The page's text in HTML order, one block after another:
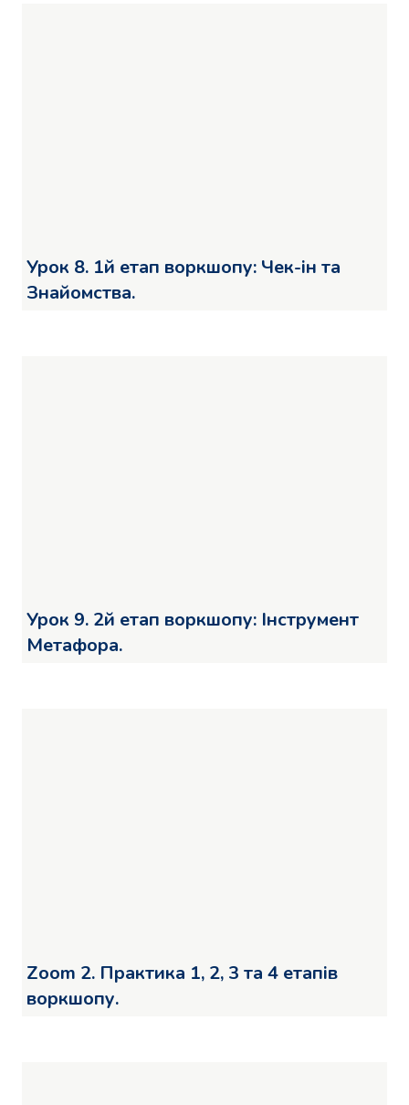
Урок 8. 1й етап воркшопу: Чек-ін та
Знайомства.
Урок 9. 2й етап воркшопу: Інструмент
Метафора.
Zoom 2. Практика 1, 2, 3 та 4 етапів
воркшопу.